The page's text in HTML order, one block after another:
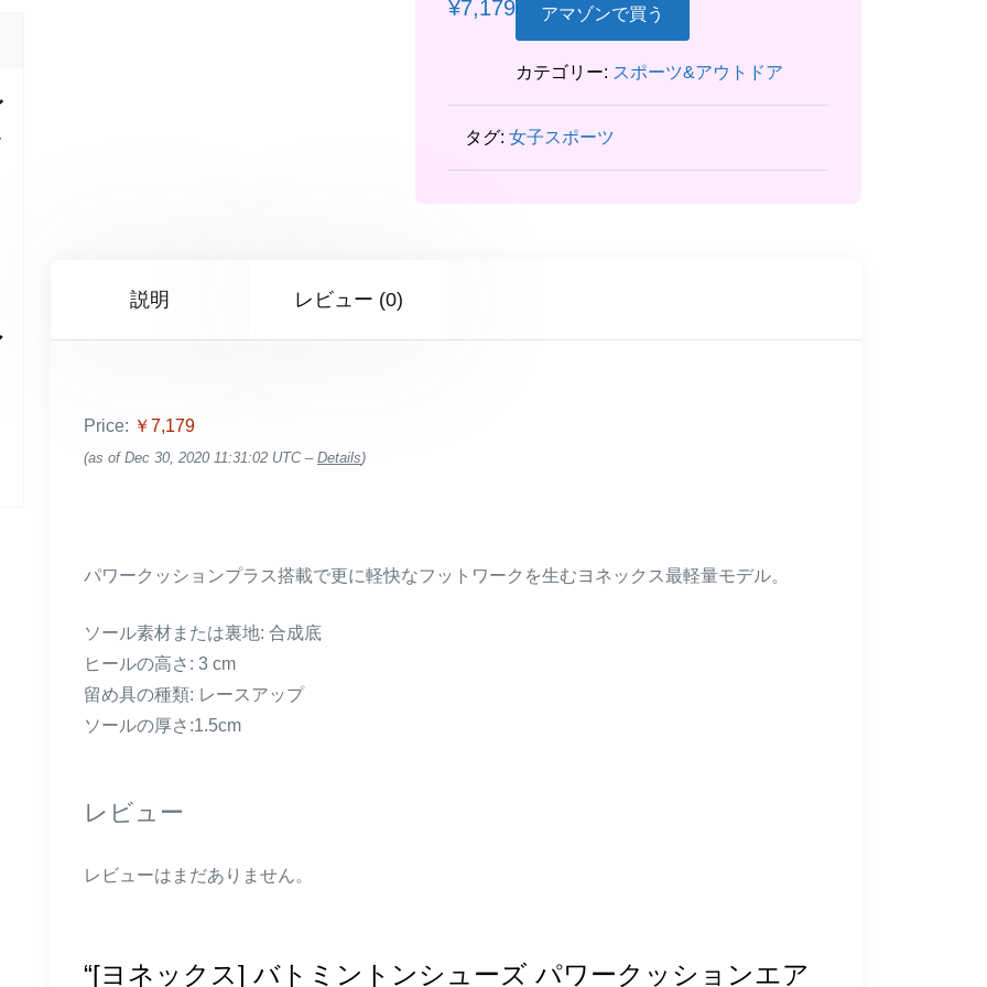
¥7,179 アマゾンで買う
カテゴリー: スポーツ&アウトドア
タグ:女子スポーツ
説明 レビュー (0)
Price: ￥7,179
(as of Dec 30, 2020 11:31:02 UTC – Details)
パワークッションプラス搭載で更に軽快なフットワークを生むヨネックス最軽量モデル。
ソール素材または裏地: 合成底
ヒールの高さ: 3 cm
留め具の種類: レースアップ
ソールの厚さ:1.5cm
レビュー
レビューはまだありません。
“[ヨネックス] バトミントンシューズ パワークッションエア